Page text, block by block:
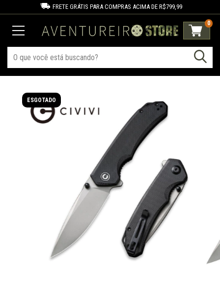
FRETE GRÁTIS PARA COMPRAS ACIMA DE R$799,99
0
ESGOTADO